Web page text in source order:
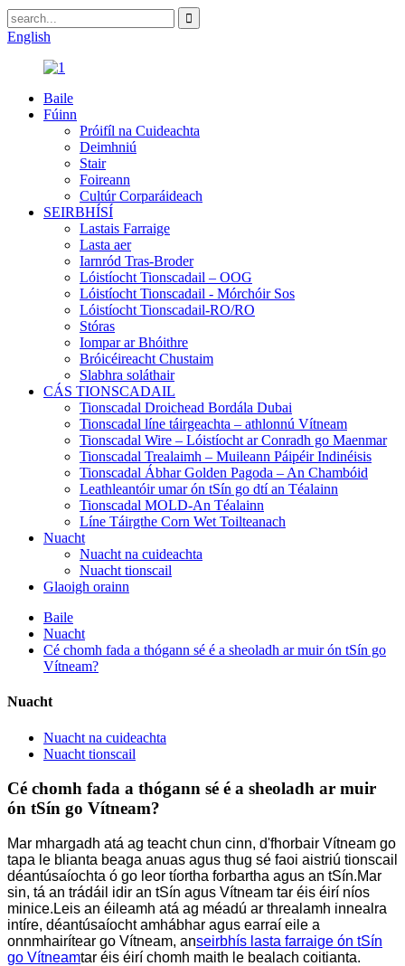
English
Baile
Fúinn
Próifíl na Cuideachta
Deimhniú
Stair
Foireann
Cultúr Corparáideach
SEIRBHÍSÍ
Lastais Farraige
Lasta aer
Iarnród Tras-Broder
Lóistíocht Tionscadail – OOG
Lóistíocht Tionscadail - Mórchóir Sos
Lóistíocht Tionscadail-RO/RO
Stóras
Iompar ar Bhóithre
Bróicéireacht Chustaim
Slabhra soláthair
CÁS TIONSCADAIL
Tionscadal Droichead Bordála Dubai
Tionscadal líne táirgeachta – athlonnú Vítneam
Tionscadal Wire – Lóistíocht ar Conradh go Maenmar
Tionscadal Trealaimh – Muileann Páipéir Indinéisis
Tionscadal Ábhar Golden Pagoda – An Chambóid
Leathleantóir umar ón tSín go dtí an Téalainn
Tionscadal MOLD-An Téalainn
Líne Táirgthe Corn Wet Toilteanach
Nuacht
Nuacht na cuideachta
Nuacht tionscail
Glaoigh orainn
Baile
Nuacht
Cé chomh fada a thógann sé é a sheoladh ar muir ón tSín go
Vítneam?
Nuacht
Nuacht na cuideachta
Nuacht tionscail
Cé chomh fada a thógann sé é a sheoladh ar muir
ón tSín go Vítneam?
Mar mhargadh atá ag teacht chun cinn, d'fhorbair Vítneam go
tapa le blianta beaga anuas agus thug sé faoi aistriú tionscail
déantúsaíochta ó go leor tíortha forbartha agus an tSín.Mar
sin, tá an trádáil idir an tSín agus Vítneam tar éis éirí níos
minice.Leis an éileamh atá ag méadú ar threalamh innealra
intíre, déantúsaíocht amhábhar agus earraí eile a
onnmhairítear go Vítneam, anseirbhís lasta farraige ón tSín
go Vítneamtar éis éirí chomh maith le bealach coitianta.